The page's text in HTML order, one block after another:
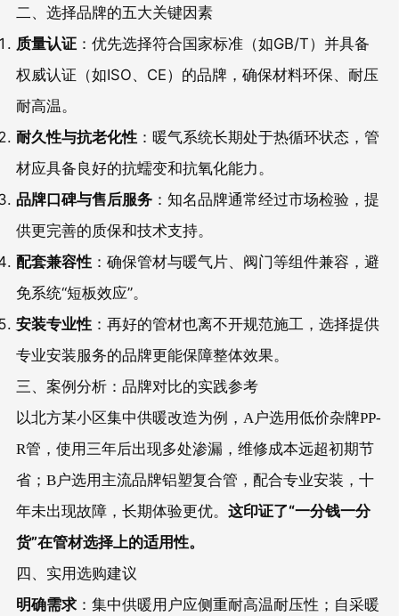
二、选择品牌的五大关键因素
质量认证：优先选择符合国家标准（如GB/T）并具备
权威认证（如ISO、CE）的品牌，确保材料环保、耐压
耐高温。
耐久性与抗老化性：暖气系统长期处于热循环状态，管
材应具备良好的抗蠕变和抗氧化能力。
品牌口碑与售后服务：知名品牌通常经过市场检验，提
供更完善的质保和技术支持。
配套兼容性：确保管材与暖气片、阀门等组件兼容，避
免系统“短板效应”。
安装专业性： 再好的管材也离不开规范施工 ，选择提供
专业安装服务的品牌更能保障整体效果。
三、案例分析：品牌对比的实践参考
以北方某小区集中供暖改造为例，A户选用低价杂牌PP-
R管，使用三年后出现多处渗漏，维修成本远超初期节
省；B户选用主流品牌铝塑复合管，配合专业安装，十
年未出现故障，长期体验更优。 这印证了“一分钱一分
货”在管材选择上的适用性。
四、实用选购建议
明确需求：集中供暖用户应侧重耐高温耐压性；自采暖